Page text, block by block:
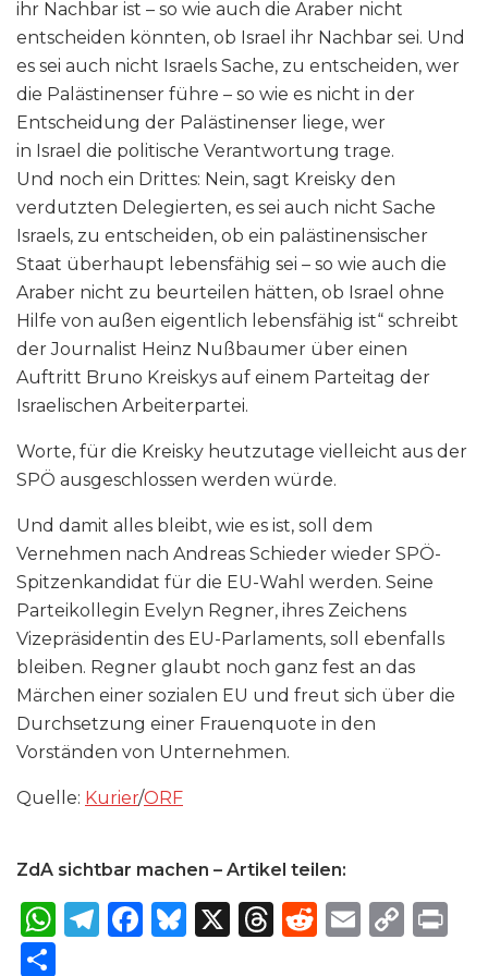
ihr Nachbar ist – so wie auch die Araber nicht
entscheiden könnten, ob Israel ihr Nachbar sei. Und
es sei auch nicht Israels Sache, zu entscheiden, wer
die Palästinenser führe – so wie es nicht in der
Entscheidung der Palästinenser liege, wer
in Israel die politische Verantwortung trage.
Und noch ein Drittes: Nein, sagt Kreisky den
verdutzten Delegierten, es sei auch nicht Sache
Israels, zu entscheiden, ob ein palästinensischer
Staat überhaupt lebensfähig sei – so wie auch die
Araber nicht zu beurteilen hätten, ob Israel ohne
Hilfe von außen eigentlich lebensfähig ist“ schreibt
der Journalist Heinz Nußbaumer über einen
Auftritt Bruno Kreiskys auf einem Parteitag der
Israelischen Arbeiterpartei.
Worte, für die Kreisky heutzutage vielleicht aus der
SPÖ ausgeschlossen werden würde.
Und damit alles bleibt, wie es ist, soll dem
Vernehmen nach Andreas Schieder wieder SPÖ-
Spitzenkandidat für die EU-Wahl werden. Seine
Parteikollegin Evelyn Regner, ihres Zeichens
Vizepräsidentin des EU-Parlaments, soll ebenfalls
bleiben. Regner glaubt noch ganz fest an das
Märchen einer sozialen EU und freut sich über die
Durchsetzung einer Frauenquote in den
Vorständen von Unternehmen.
Quelle: Kurier/ORF
ZdA sichtbar machen – Artikel teilen:
W T
F
B X
T
R
E
C